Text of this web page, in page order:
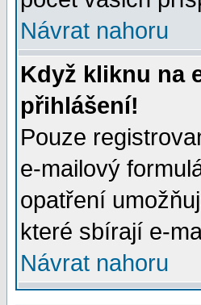
Návrat nahoru
Když kliknu na
přihlášení!
Pouze
e-mailový
opatření
které sbírají e-
Návrat nahoru